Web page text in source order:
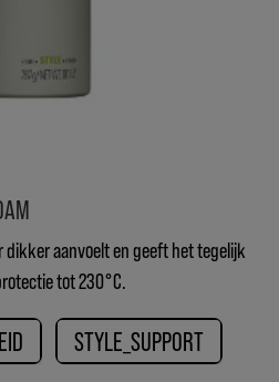
aanvoelt en geeft het tegelijk
tot 230°C.
STYLE_SUPPORT